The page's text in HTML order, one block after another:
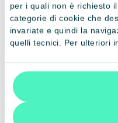
per i quali non è richiesto
categorie di cookie che
invariate e quindi la
quelli tecnici. Per ulteriori
Agosto
Comunicazione
Maggio​​